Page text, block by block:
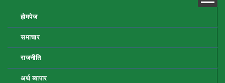
होमपेज
समाचार
राजनीति
अर्थ ब्यापार